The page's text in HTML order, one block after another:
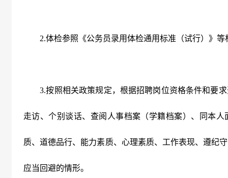
2.体检参照《公务员录用体检通用标准（试行）》等
3.按照相关政策规定，根据招聘岗位资格条件和要
走访、个别谈话、查阅人事档案（学籍档案）、同本
质、道德品行、能力素质、心理素质、工作表现、遵纪
应当回避的情形。